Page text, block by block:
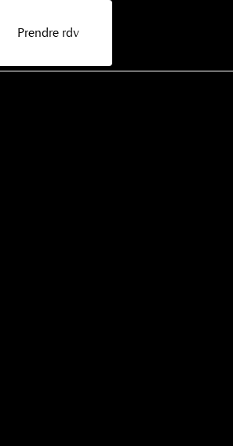
Prendre rdv